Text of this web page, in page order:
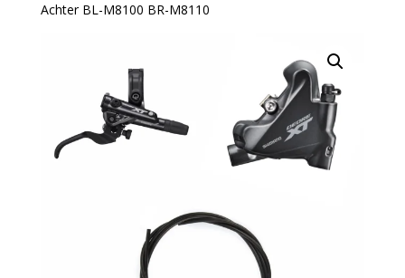
Achter BL-M8100 BR-M8110